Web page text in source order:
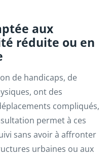
aux
réduite ou en
de handicaps, de
ont des
compliqués,
permet à ces
sans avoir à affronter
urbaines ou aux